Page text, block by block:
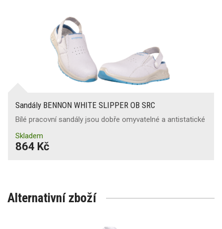
Sandály BENNON WHITE SLIPPER OB SRC
Bílé pracovní sandály jsou dobře omyvatelné a antistatické
Skladem
864 Kč
Alternativní zboží